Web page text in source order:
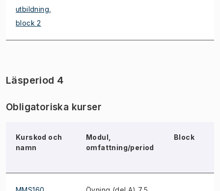
utbildning,
block 2
Läsperiod 4
Obligatoriska kurser
Kurskod och
namn
Modul,
omfattning/period
Block